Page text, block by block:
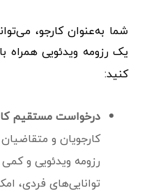
شما به‌عنوان کارجو،
یک رزومه ویدئویی همراه
کنید:
درخواست مستقیم
کارجویان و
رزومه ویدئویی و
توانایی‌های فردی،